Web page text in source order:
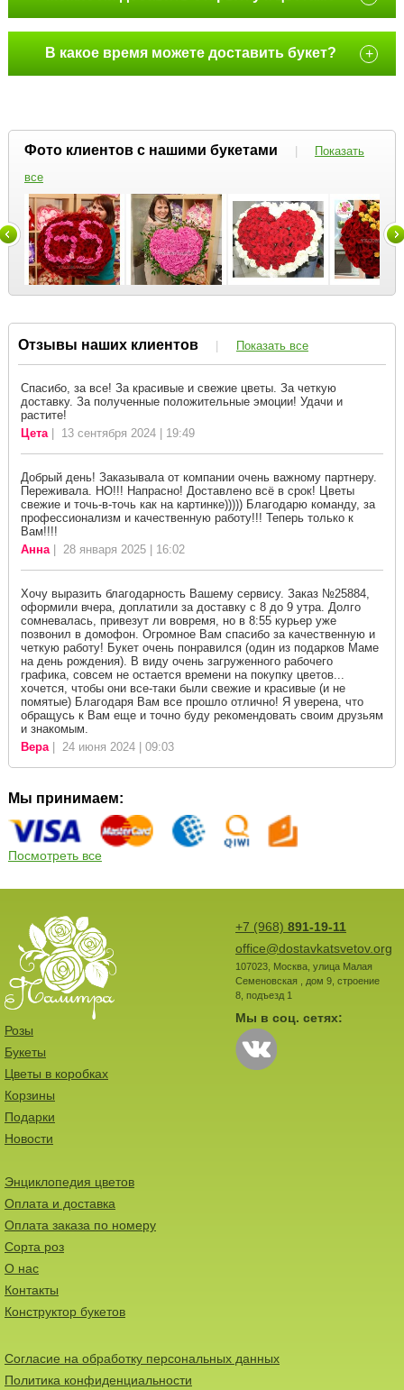
В какое время можете доставить букет? +
Фото клиентов с нашими букетами |
Показать
все
Отзывы наших клиентов | Показать все
Спасибо, за все! За красивые и свежие цветы. За четкую
доставку. За полученные положительные эмоции! Удачи и
растите!
Цета| 13 сентября 2024 | 19:49
Добрый день! Заказывала от компании очень важному партнеру.
Переживала. НО!!! Напрасно! Доставлено всё в срок! Цветы
свежие и точь-в-точь как на картинке))))) Благодарю команду, за
профессионализм и качественную работу!!! Теперь только к
Вам!!!!
Анна| 28 января 2025 | 16:02
Хочу выразить благодарность Вашему сервису. Заказ №25884,
оформили вчера, доплатили за доставку с 8 до 9 утра. Долго
сомневалась, привезут ли вовремя, но в 8:55 курьер уже
позвонил в домофон. Огромное Вам спасибо за качественную и
четкую работу! Букет очень понравился (один из подарков Маме
на день рождения). В виду очень загруженного рабочего
графика, совсем не остается времени на покупку цветов...
хочется, чтобы они все-таки были свежие и красивые (и не
помятые) Благодаря Вам все прошло отлично! Я уверена, что
обращусь к Вам еще и точно буду рекомендовать своим друзьям
и знакомым.
Вера| 24 июня 2024 | 09:03
Мы принимаем:
Посмотреть все
+7 (968) 891-19-11
office@dostavkatsvetov.org
107023, Москва, улица Малая
Семеновская , дом 9, строение
8, подъезд 1
Мы в соц. сетях:
Розы
Букеты
Цветы в коробках
Корзины
Подарки
Новости
Энциклопедия цветов
Оплата и доставка
Оплата заказа по номеру
Сорта роз
О нас
Контакты
Конструктор букетов
Согласие на обработку персональных данных
Политика конфиденциальности